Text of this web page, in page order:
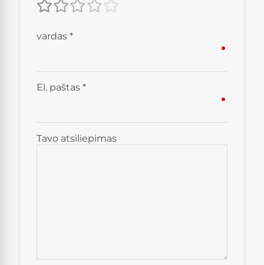
Tavo atsiliepimas
vardas *
El. paštas *